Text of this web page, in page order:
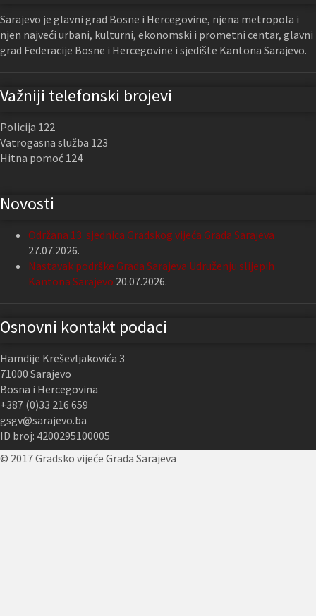
Sarajevo je glavni grad Bosne i Hercegovine, njena metropola i
njen najveći urbani, kulturni, ekonomski i prometni centar, glavni
grad Federacije Bosne i Hercegovine i sjedište Kantona Sarajevo.
Važniji telefonski brojevi
Policija 122
Vatrogasna služba 123
Hitna pomoć 124
Novosti
Održana 13. sjednica Gradskog vijeća Grada Sarajeva
27.07.2026.
Nastavak podrške Grada Sarajeva Udruženju slijepih
Kantona Sarajevo 20.07.2026.
Osnovni kontakt podaci
Hamdije Kreševljakovića 3
71000 Sarajevo
Bosna i Hercegovina
+387 (0)33 216 659
gsgv@sarajevo.ba
ID broj: 4200295100005
© 2017 Gradsko vijeće Grada Sarajeva